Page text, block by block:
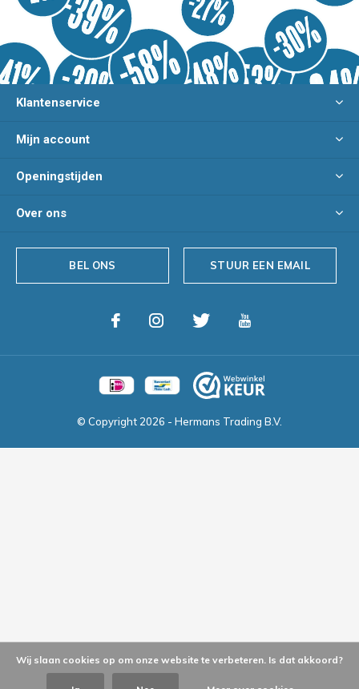
Klantenservice
Mijn account
Openingstijden
Over ons
BEL ONS STUUR EEN EMAIL
© Copyright 2026 - Hermans Trading B.V.
Wij slaan cookies op om onze website te verbeteren. Is dat akkoord?